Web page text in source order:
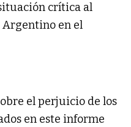
crítica al
en el
el perjuicio de los
en este informe